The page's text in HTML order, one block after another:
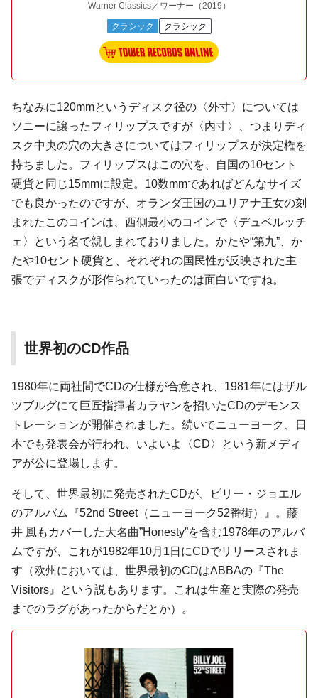
Warner Classics／ワーナー （2019）
クラシック クラシック
ちなみに120mmというディスク径の〈外寸〉については
ソニーに譲ったフィリップスですが〈内寸〉、つまりディ
スク中央の穴の大きさについてはフィリップスが決定権を
持ちました。フィリップスはこの穴を、自国の10セント
硬貨と同じ15mmに設定。10数mmであればどんなサイズ
でも良かったのですが、オランダ王国のユリアナ王女の刻
まれたこのコインは、西側最小のコインで〈デュベルッチ
ェ〉という名で親しまれておりました。かたや“第九”、か
たや10セント硬貨と、それぞれの国民性が反映された主
張でディスクが形作られていったのは面白いですね。
世界初のCD作品
1980年に両社間でCDの仕様が合意され、1981年にはザル
ツブルグにて巨匠指揮者カラヤンを招いたCDのデモンス
トレーションが開催されました。続いてニューヨーク、日
本でも発表会が行われ、いよいよ〈CD〉という新メディ
アが公に登場します。
そして、世界最初に発売されたCDが、ビリー・ジョエル
のアルバム『52nd Street（ニューヨーク52番街）』。藤
井 風もカバーした大名曲”Honesty”を含む1978年のアルバ
ムですが、これが1982年10月1日にCDでリリースされま
す（欧州においては、世界最初のCDはABBAの『The
Visitors』という説もあります。これは生産と実際の発売
までのラグがあったからだとか）。